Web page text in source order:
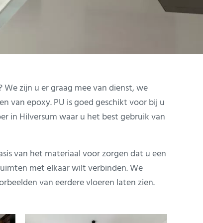
zijn u er graag mee van dienst, we
van epoxy. PU is goed geschikt voor bij u
in Hilversum waar u het best gebruik van
van het materiaal voor zorgen dat u een
met elkaar wilt verbinden. We
van eerdere vloeren laten zien.